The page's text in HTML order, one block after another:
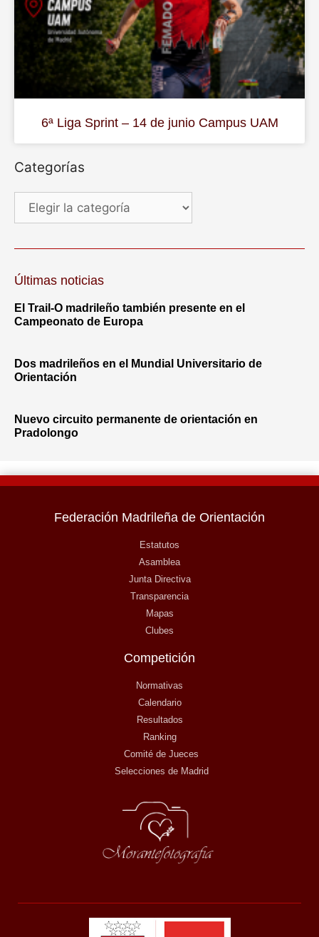
6ª Liga Sprint – 14 de junio Campus UAM
Categorías
Últimas noticias
El Trail-O madrileño también presente en el
Campeonato de Europa
Dos madrileños en el Mundial Universitario de
Orientación
Nuevo circuito permanente de orientación en
Pradolongo
Federación Madrileña de Orientación
Estatutos
Asamblea
Junta Directiva
Transparencia
Mapas
Clubes
Competición
Normativas
Calendario
Resultados
Ranking
Comité de Jueces
Selecciones de Madrid